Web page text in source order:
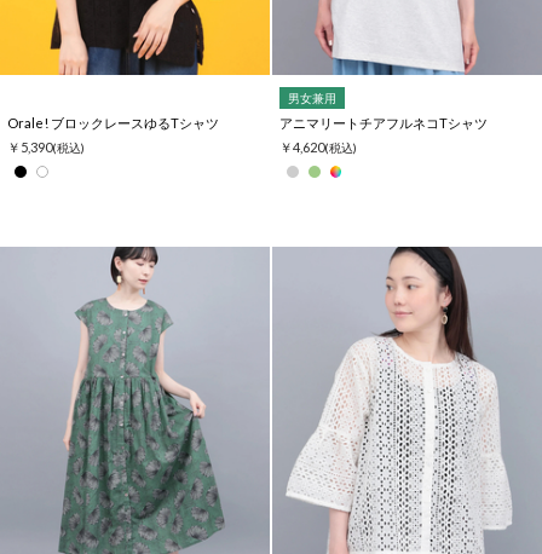
Orale! ブロックレースゆるTシャツ
￥5,390(税込)
男女兼用
アニマリートチアフルネコTシャツ
￥4,620(税込)